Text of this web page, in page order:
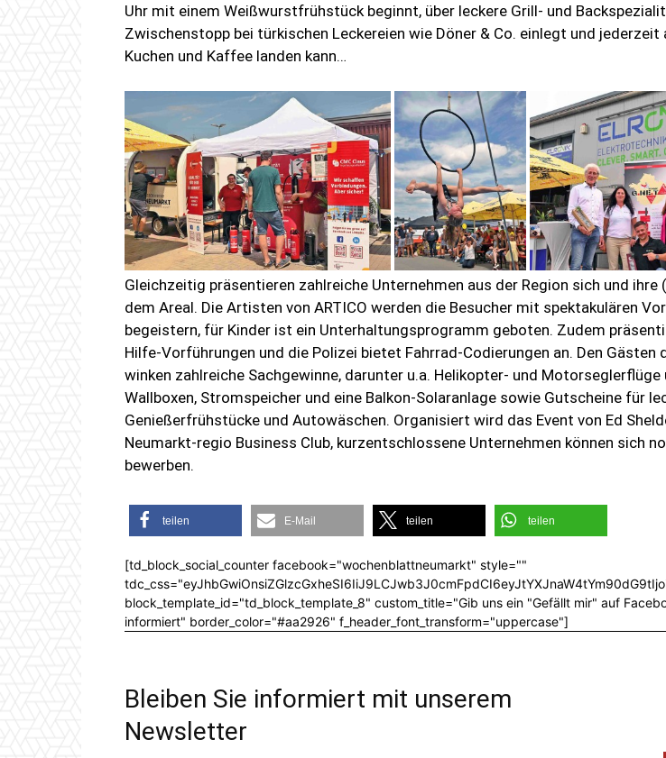
Uhr mit einem Weißwurstfrühstück beginnt, über leckere Grill- und
Zwischenstopp bei türkischen Leckereien wie Döner & Co. einlegt und jederzeit
Kuchen und Kaffee landen kann…
Gleichzeitig präsentieren zahlreiche Unternehmen aus der Region sich und
dem Areal. Die Artisten von ARTICO werden die Besucher mit spektakulären
begeistern, für Kinder ist ein Unterhaltungsprogramm geboten. Zudem
Hilfe-Vorführungen und die Polizei bietet Fahrrad-Codierungen an. Den Gästen
winken zahlreiche Sachgewinne, darunter u.a. Helikopter- und Motorseglerflüge
Wallboxen, Stromspeicher und eine Balkon-Solaranlage sowie Gutscheine für
Genießerfrühstücke und Autowäschen. Organisiert wird das Event von Ed
Neumarkt-regio Business Club, kurzentschlossene Unternehmen können sich
bewerben.
teilen E-Mail teilen teilen
[td_block_social_counter facebook="wochenblattneumarkt" style=""
block_template_id="td_block_template_8" custom_title="Gib uns ein "Gefällt mir" auf
informiert" border_color="#aa2926" f_header_font_transform="uppercase"]
Bleiben Sie informiert mit unserem
Newsletter